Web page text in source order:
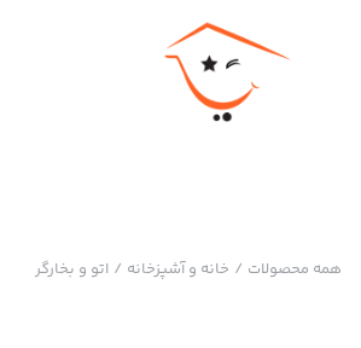
همه محصولات / خانه و آشپزخانه / اتو و بخارگر